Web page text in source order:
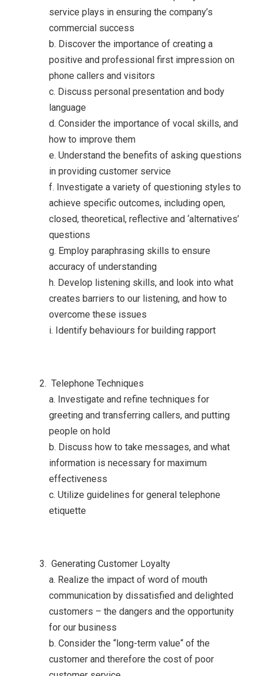
service plays in ensuring the company’s
commercial success
b. Discover the importance of creating a
positive and professional first impression on
phone callers and visitors
c. Discuss personal presentation and body
language
d. Consider the importance of vocal skills, and
how to improve them
e. Understand the benefits of asking questions
in providing customer service
f. Investigate a variety of questioning styles to
achieve specific outcomes, including open,
closed, theoretical, reflective and ‘alternatives’
questions
g. Employ paraphrasing skills to ensure
accuracy of understanding
h. Develop listening skills, and look into what
creates barriers to our listening, and how to
overcome these issues
i. Identify behaviours for building rapport
Telephone Techniques
a. Investigate and refine techniques for
greeting and transferring callers, and putting
people on hold
b. Discuss how to take messages, and what
information is necessary for maximum
effectiveness
c. Utilize guidelines for general telephone
etiquette
Generating Customer Loyalty
a. Realize the impact of word of mouth
communication by dissatisfied and delighted
customers – the dangers and the opportunity
for our business
b. Consider the “long-term value“ of the
customer and therefore the cost of poor